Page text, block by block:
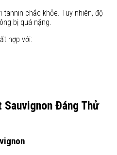
chắc khỏe. Tuy nhiên, độ
bị quá nặng.
hợp với:
Sauvignon Đáng Thử